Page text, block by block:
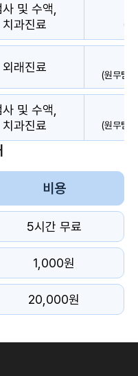
사 및 수액,
치과진료
(도
외래진료
(원무팀
사 및 수액,
치과진료
(원무팀
비용
5시간 무료
1,000원
20,000원